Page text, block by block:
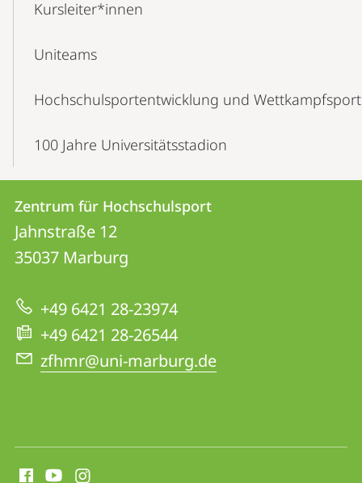
Kursleiter*innen
Uniteams
Hochschulsportentwicklung und Wettkampfsport
100 Jahre Universitätsstadion
Kontakt
und
Informationen
zur
Website
Kontaktinformationen
Zentrum
für
Hochschulsport
Zentrum für Hochschulsport
Jahnstraße 12
35037 Marburg
+49 6421 28-23974
+49 6421 28-26544
zfhmr@uni-marburg.de